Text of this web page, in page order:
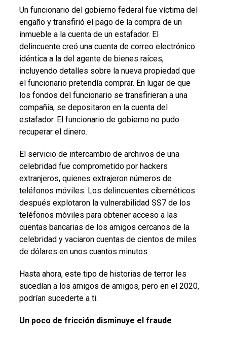
Un funcionario del gobierno federal fue víctima del
engaño y transfirió el pago de la compra de un
inmueble a la cuenta de un estafador. El
delincuente creó una cuenta de correo electrónico
idéntica a la del agente de bienes raíces,
incluyendo detalles sobre la nueva propiedad que
el funcionario pretendía comprar. En lugar de que
los fondos del funcionario se transfirieran a una
compañía, se depositaron en la cuenta del
estafador. El funcionario de gobierno no pudo
recuperar el dinero.
El servicio de intercambio de archivos de una
celebridad fue comprometido por hackers
extranjeros, quienes extrajeron números de
teléfonos móviles. Los delincuentes cibernéticos
después explotaron la vulnerabilidad SS7 de los
teléfonos móviles para obtener acceso a las
cuentas bancarias de los amigos cercanos de la
celebridad y vaciaron cuentas de cientos de miles
de dólares en unos cuantos minutos.
Hasta ahora, este tipo de historias de terror les
sucedían a los amigos de amigos, pero en el 2020,
podrían sucederte a ti.
Un poco de fricción disminuye el fraude